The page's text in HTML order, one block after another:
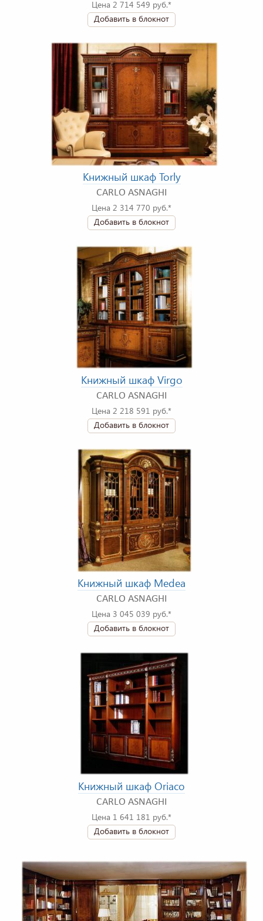
Цена 2 714 549 руб.*
Добавить в блокнот
Книжный шкаф Torly
CARLO ASNAGHI
Цена 2 314 770 руб.*
Добавить в блокнот
Книжный шкаф Virgo
CARLO ASNAGHI
Цена 2 218 591 руб.*
Добавить в блокнот
Книжный шкаф Medea
CARLO ASNAGHI
Цена 3 045 039 руб.*
Добавить в блокнот
Книжный шкаф Oriaco
CARLO ASNAGHI
Цена 1 641 181 руб.*
Добавить в блокнот